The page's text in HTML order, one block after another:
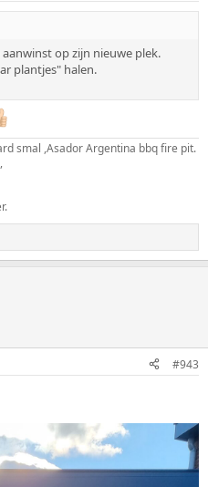
op zijn nieuwe plek.
plantjes" halen.
smal ,Asador Argentina bbq fire pit.
#943